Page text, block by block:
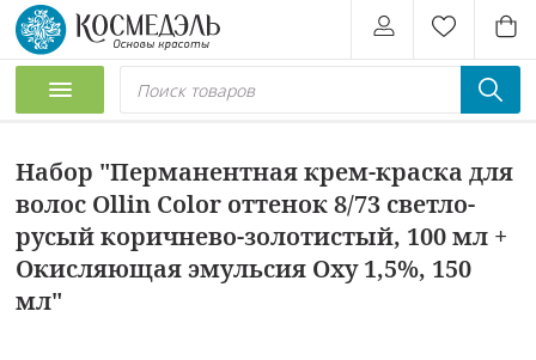
Набор "Перманентная крем-краска для
волос Ollin Color оттенок 8/73 светло-
русый коричнево-золотистый, 100 мл +
Окисляющая эмульсия Oxy 1,5%, 150
мл"